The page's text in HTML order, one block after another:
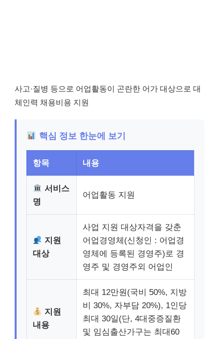
사고·질병 등으로 어업활동이 곤란한 어가 대상으로 대
체인력 채용비용 지원
핵심 정보 한눈에 보기
항목 내용
서비스
명
어업활동 지원
지원
대상
사업 지원 대상자격을 갖춘
어업경영체(신청인 : 어업경
영체에 등록된 경영주)로 경
영주 및 경영주외 어업인
지원
내용
최대 12만원(국비 50%, 지방
비 30%, 자부담 20%), 1인당
최대 30일(단, 4대중증질환
및 임심출산가구는 최대60